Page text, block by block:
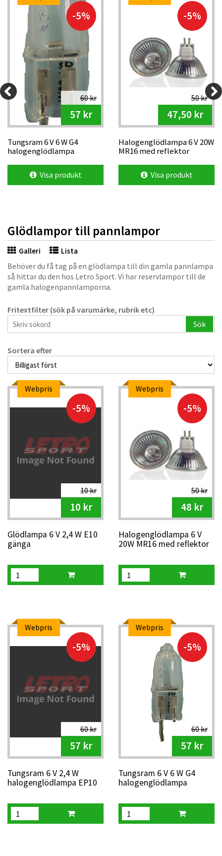
-5%
60 kr
57 kr
Tungsram 6 V 6 W G4
halogenglödlampa
Visa produkt
-5%
50 kr
47,50 kr
Halogenglödlampa 6 V 20W
MR16 med reflektor
Visa produkt
Glödlampor till pannlampor
Galleri Lista
Behöver du få tag på en glödlampa till din gamla pannlampa
så hittar du den hos Letro Sport. Vi har reservlampor till de
gamla halogenpannlamporna.
Fritextfilter (sök på varumärke, rubrik etc)
Sök
Sortera efter
Webpris
-5%
10 kr
10 kr
Glödlampa 6 V 2,4 W E10
gänga
Webpris
-5%
50 kr
48 kr
Halogenglödlampa 6 V
20W MR16 med reflektor
Webpris
-5%
60 kr
57 kr
Tungsram 6 V 2,4 W
halogenglödlampa EP10
Webpris
-5%
60 kr
57 kr
Tungsram 6 V 6 W G4
halogenglödlampa